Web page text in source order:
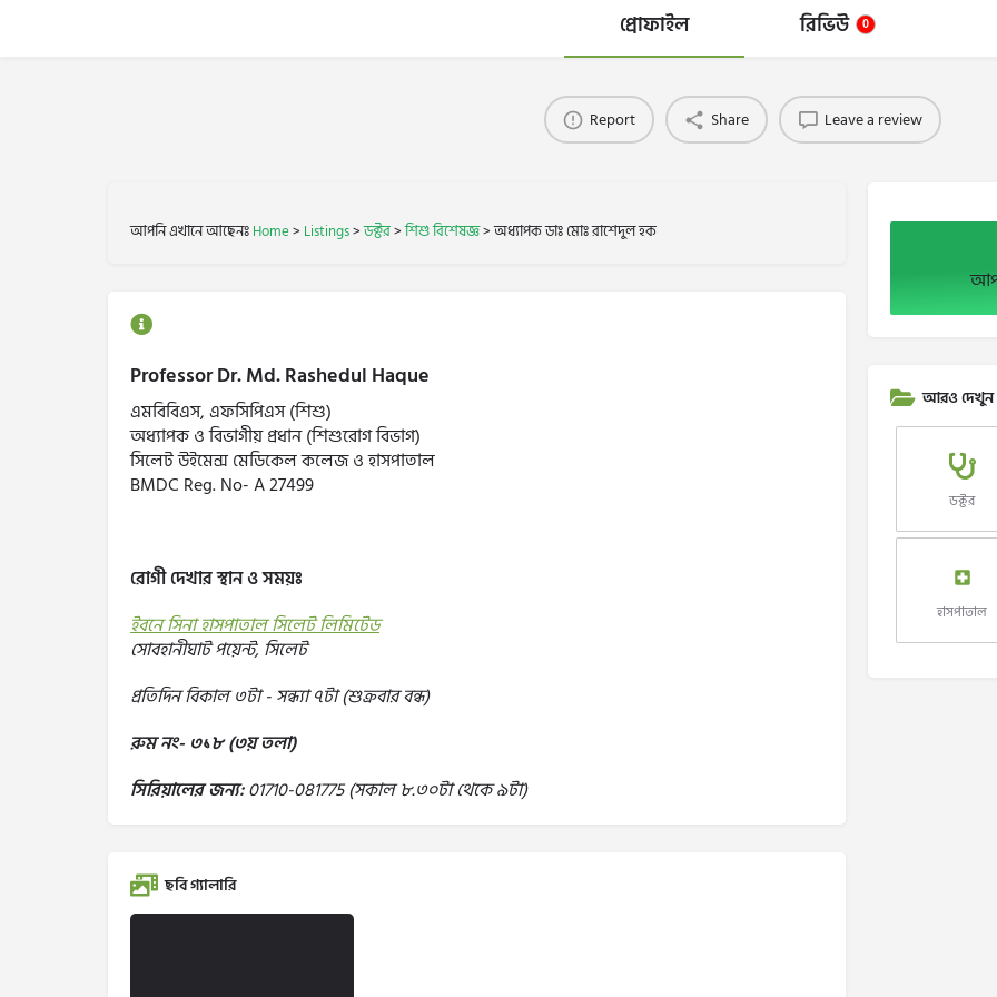
প্রোফাইল রিভিউ 0
Report Share Leave a review
আপনি এখানে আছেনঃHome> Listings>ডক্টর>শিশু বিশেষজ্ঞ>অধ্যাপক ডাঃ মোঃ রাশেদুল হক
Professor Dr. Md. Rashedul Haque
এমবিবিএস, এফসিপিএস (শিশু)
অধ্যাপক ও বিভাগীয় প্রধান (শিশুরোগ বিভাগ)
সিলেট উইমেন্স মেডিকেল কলেজ ও হাসপাতাল
BMDC Reg. No- A 27499
রোগী দেখার স্থান ও সময়ঃ
ইবনে সিনা হাসপাতাল সিলেট লিমিটেড
সোবহানীঘাট পয়েন্ট, সিলেট
প্রতিদিন বিকাল ৩টা - সন্ধ্যা ৭টা (শুক্রবার বন্ধ)
রুম নং- ৩১৮ (৩য় তলা)
সিরিয়ালের জন্য:01710-081775 (সকাল ৮.৩০টা থেকে ৯টা)
ছবি গ্যালারি
আরও দেখুন
ডক্টর
হাসপাতাল